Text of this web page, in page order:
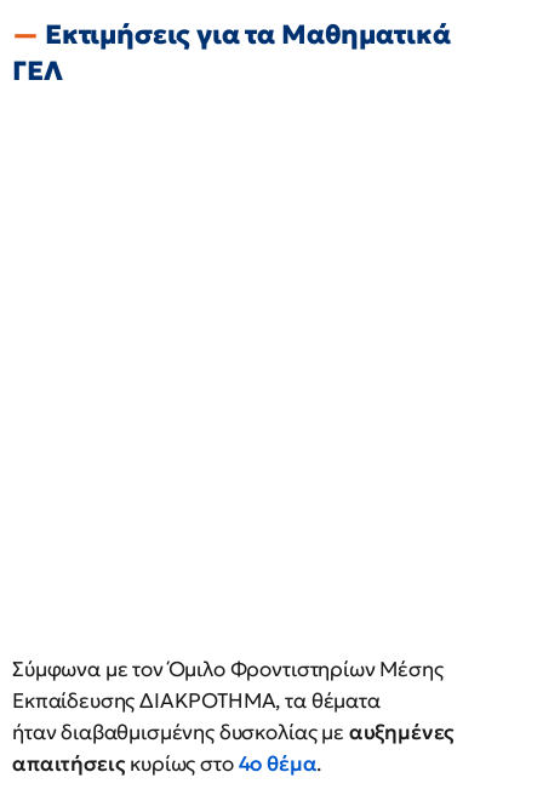
Εκτιμήσεις για τα Μαθηματικά
ΓΕΛ
Σύμφωνα με τον Όμιλο Φροντιστηρίων Μέσης
Εκπαίδευσης ΔΙΑΚΡΟΤΗΜΑ, τα θέματα
ήταν διαβαθμισμένης δυσκολίας με αυξημένες
απαιτήσειςκυρίως στο4ο θέμα.